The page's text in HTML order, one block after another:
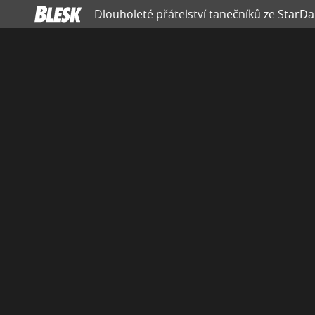
Dlouholeté přátelství tanečníků ze